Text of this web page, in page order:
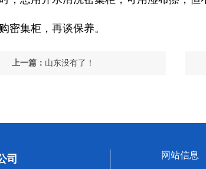
密集柜，再谈保养。
上一篇： 山东没有了！
司 网站信息